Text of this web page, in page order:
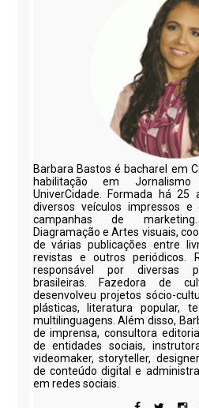
Barbara Bastos é bacharel em
habilitação em
UniverCidade. Formada há 25
diversos veículos impressos
campanhas de
Diagramação e Artes visuais,
de várias publicações entre
revistas e outros periódicos.
responsável por diversas
brasileiras. Fazedora de
desenvolveu projetos sócio-
plásticas, literatura popular,
multilinguagens. Além disso,
de imprensa, consultora
de entidades sociais,
videomaker, storyteller,
de conteúdo digital e
em redes sociais.